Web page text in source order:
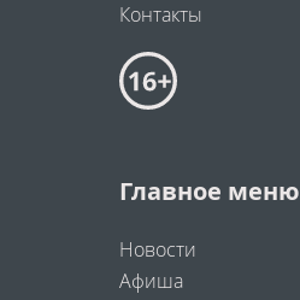
Контакты
Главное меню
Новости
Афиша